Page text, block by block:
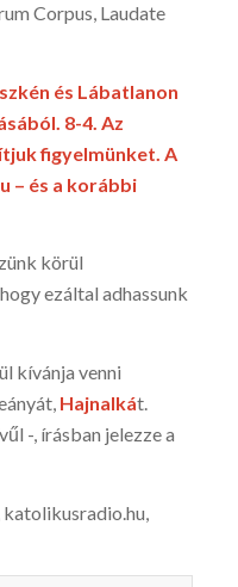
Corpus, Laudate
és Lábatlanon
8-4. Az
figyelmünket. A
– és a korábbi
körül
ezáltal adhassunk
kívánja venni
Hajnalkát.
-, írásban jelezze a